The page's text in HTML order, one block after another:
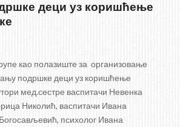
деци уз коришћење
као полазиште за организовање
подршке деци уз коришћење
мед.сестре васпитачи Невенка
Николић, васпитачи Ивана
психолог Ивана